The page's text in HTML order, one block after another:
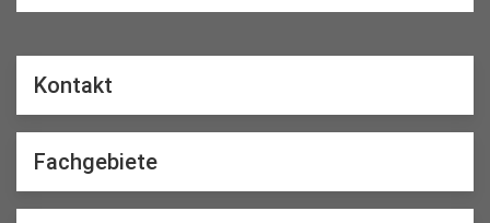
Kontakt
Fachgebiete